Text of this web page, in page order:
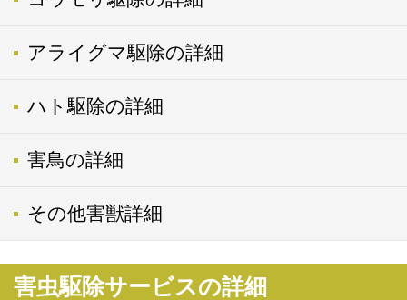
アライグマ駆除の詳細
ハト駆除の詳細
害鳥の詳細
その他害獣詳細
害虫駆除サービスの詳細